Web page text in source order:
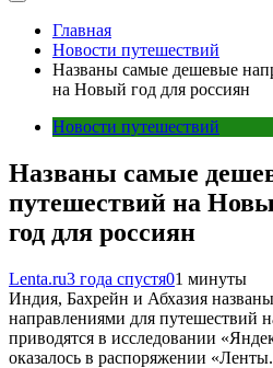
Главная
Новости путешествий
Названы самые дешевые
на Новый год для россиян
Новости путешествий
Названы самые
путешествий на
год для россиян
Lenta.ru3 года спустя01 минуты
Индия, Бахрейн и Абхазия
направлениями для путешествий
приводятся в исследовании
оказалось в распоряжении